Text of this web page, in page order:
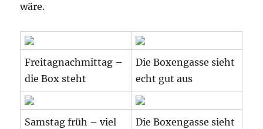
wäre.
Freitagnachmittag –
die Box steht
Die Boxengasse sieht
echt gut aus
Samstag früh – viel
Die Boxengasse sieht